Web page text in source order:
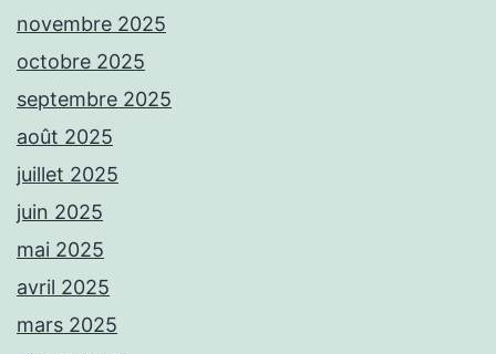
novembre 2025
octobre 2025
septembre 2025
août 2025
juillet 2025
juin 2025
mai 2025
avril 2025
mars 2025